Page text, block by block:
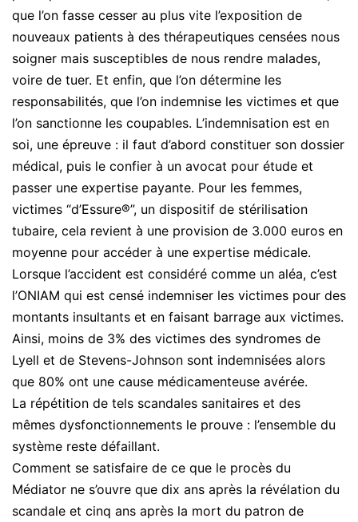
que l’on fasse cesser au plus vite l’exposition de
nouveaux patients à des thérapeutiques censées nous
soigner mais susceptibles de nous rendre malades,
voire de tuer. Et enfin, que l’on détermine les
responsabilités, que l’on indemnise les victimes et que
l’on sanctionne les coupables. L’indemnisation est en
soi, une épreuve : il faut d’abord constituer son dossier
médical, puis le confier à un avocat pour étude et
passer une expertise payante. Pour les femmes,
victimes “d’Essure®”, un dispositif de stérilisation
tubaire, cela revient à une provision de 3.000 euros en
moyenne pour accéder à une expertise médicale.
Lorsque l’accident est considéré comme un aléa, c’est
l’ONIAM qui est censé indemniser les victimes pour des
montants insultants et en faisant barrage aux victimes.
Ainsi, moins de 3% des victimes des syndromes de
Lyell et de Stevens-Johnson sont indemnisées alors
que 80% ont une cause médicamenteuse avérée.
La répétition de tels scandales sanitaires et des
mêmes dysfonctionnements le prouve : l’ensemble du
système reste défaillant.
Comment se satisfaire de ce que le procès du
Médiator ne s’ouvre que dix ans après la révélation du
scandale et cinq ans après la mort du patron de